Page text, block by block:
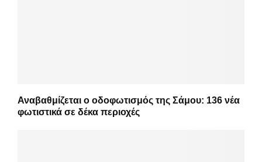
Αναβαθμίζεται ο οδοφωτισμός της Σάμου: 136 νέα
φωτιστικά σε δέκα περιοχές